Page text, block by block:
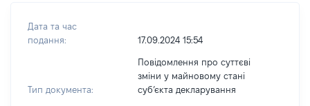
Дата та час
подання:
17.09.2024 15:54
Тип документа:
Повідомлення про суттєві
зміни у майновому стані
субʼєкта декларування